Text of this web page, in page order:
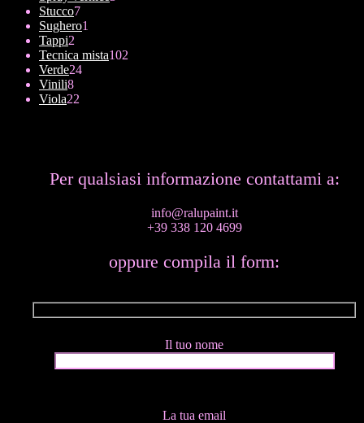
Stucco77
prodotti
Sughero1
Tappi2
prodotti
Tecnica mista102
Verde2424
Vinili88
prodotti
Viola22
Per qualsiasi informazione contattami a:
info@ralupaint.it
+39 338 120 4699
oppure compila il form:
Il tuo nome
La tua email